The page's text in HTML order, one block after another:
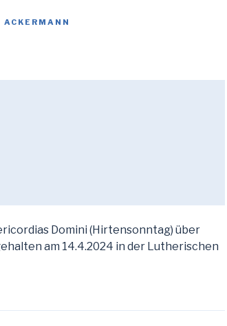
ACKERMANN
Domini (Hirtensonntag) über
am 14.4.2024 in der Lutherischen